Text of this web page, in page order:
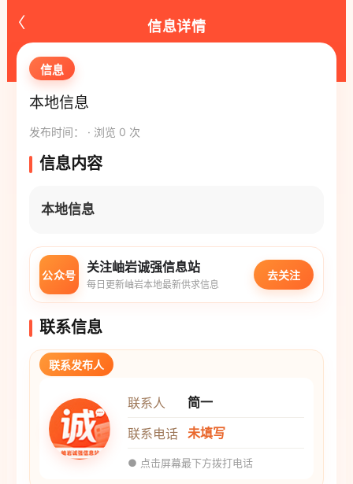
‹ 信息详情
信息
本地信息
发布时间： · 浏览 0 次
信息内容
本地信息
公众号
关注岫岩诚强信息站
每日更新岫岩本地最新供求信息
去关注
联系信息
联系发布人
联系人
简一
联系电话 未填写
● 点击屏幕最下方拨打电话